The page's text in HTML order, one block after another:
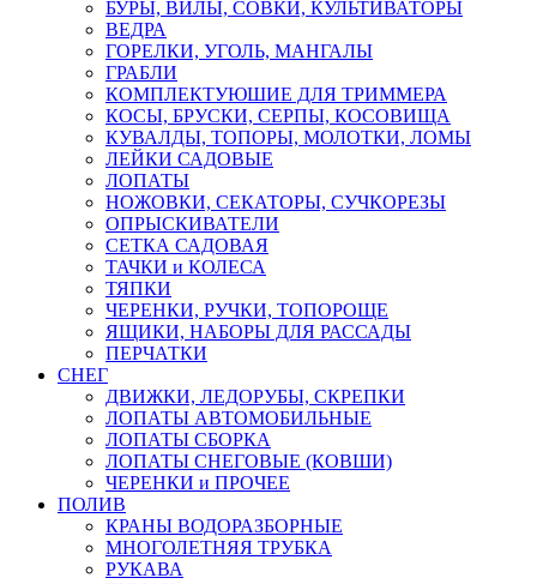
БУРЫ, ВИЛЫ, СОВКИ, КУЛЬТИВАТОРЫ
ВЕДРА
ГОРЕЛКИ, УГОЛЬ, МАНГАЛЫ
ГРАБЛИ
КОМПЛЕКТУЮШИЕ ДЛЯ ТРИММЕРА
КОСЫ, БРУСКИ, СЕРПЫ, КОСОВИЩА
КУВАЛДЫ, ТОПОРЫ, МОЛОТКИ, ЛОМЫ
ЛЕЙКИ САДОВЫЕ
ЛОПАТЫ
НОЖОВКИ, СЕКАТОРЫ, СУЧКОРЕЗЫ
ОПРЫСКИВАТЕЛИ
СЕТКА САДОВАЯ
ТАЧКИ и КОЛЕСА
ТЯПКИ
ЧЕРЕНКИ, РУЧКИ, ТОПОРОЩЕ
ЯЩИКИ, НАБОРЫ ДЛЯ РАССАДЫ
ПЕРЧАТКИ
СНЕГ
ДВИЖКИ, ЛЕДОРУБЫ, СКРЕПКИ
ЛОПАТЫ АВТОМОБИЛЬНЫЕ
ЛОПАТЫ СБОРКА
ЛОПАТЫ СНЕГОВЫЕ (КОВШИ)
ЧЕРЕНКИ и ПРОЧЕЕ
ПОЛИВ
КРАНЫ ВОДОРАЗБОРНЫЕ
МНОГОЛЕТНЯЯ ТРУБКА
РУКАВА